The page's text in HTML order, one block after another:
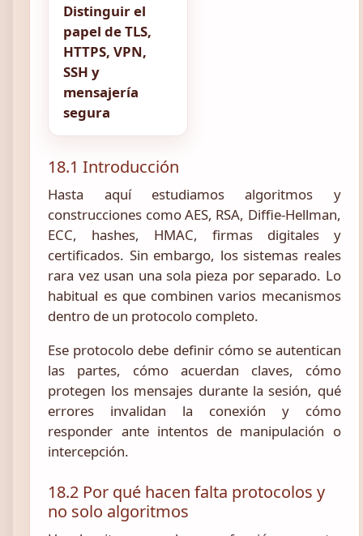
Distinguir el
papel de TLS,
HTTPS, VPN,
SSH y
mensajería
segura
18.1 Introducción
Hasta aquí estudiamos algoritmos y
construcciones como AES, RSA, Diffie-Hellman,
ECC, hashes, HMAC, firmas digitales y
certificados. Sin embargo, los sistemas reales
rara vez usan una sola pieza por separado. Lo
habitual es que combinen varios mecanismos
dentro de un protocolo completo.
Ese protocolo debe definir cómo se autentican
las partes, cómo acuerdan claves, cómo
protegen los mensajes durante la sesión, qué
errores invalidan la conexión y cómo
responder ante intentos de manipulación o
intercepción.
18.2 Por qué hacen falta protocolos y
no solo algoritmos